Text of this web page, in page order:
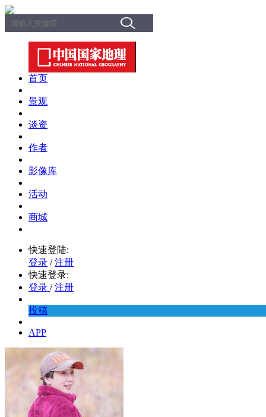
首页
景观
谈资
作者
影像库
活动
商城
快速登陆:
登录 / 注册
快速登录:
登录 / 注册
投稿
APP